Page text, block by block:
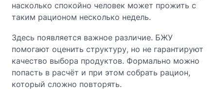
насколько спокойно человек может прожить с
таким рационом несколько недель.
Здесь появляется важное различие. БЖУ
помогают оценить структуру, но не гарантируют
качество выбора продуктов. Формально можно
попасть в расчёт и при этом собрать рацион,
который сложно повторять.